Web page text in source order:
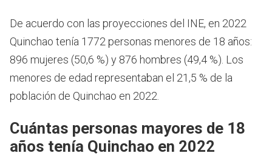
De acuerdo con las proyecciones del INE, en 2022
Quinchao tenía 1772 personas menores de 18 años:
896 mujeres (50,6 %) y 876 hombres (49,4 %). Los
menores de edad representaban el 21,5 % de la
población de Quinchao en 2022.
Cuántas personas mayores de 18
años tenía Quinchao en 2022